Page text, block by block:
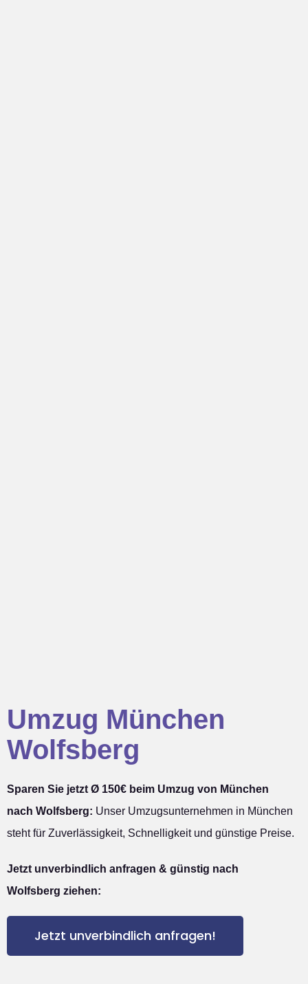
Umzug München
Wolfsberg
Sparen Sie jetzt Ø 150€ beim Umzug von München
nach Wolfsberg: Unser Umzugsunternehmen in München
steht für Zuverlässigkeit, Schnelligkeit und günstige Preise.
Jetzt unverbindlich anfragen & günstig nach
Wolfsberg ziehen:
Jetzt unverbindlich anfragen!